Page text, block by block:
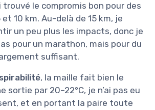
trouvé le compromis bon pour des
10 km. Au-delà de 15 km, je
un peu plus les impacts, donc je
pour un marathon, mais pour du
suffisant.
, la maille fait bien le
sortie par 20–22°C, je n’ai pas eu
et en portant la paire toute